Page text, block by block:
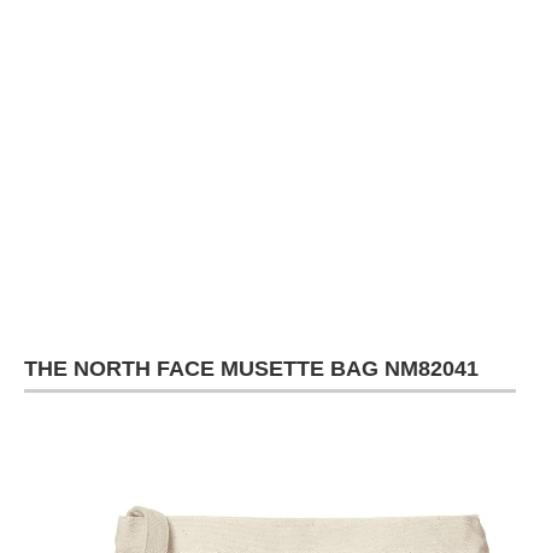
THE NORTH FACE MUSETTE BAG NM82041